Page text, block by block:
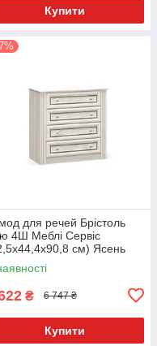
Купити
для речей Брістоль
4Ш Меблі Сервіс
см) Ясень
₴ 6 747 ₴
Купити